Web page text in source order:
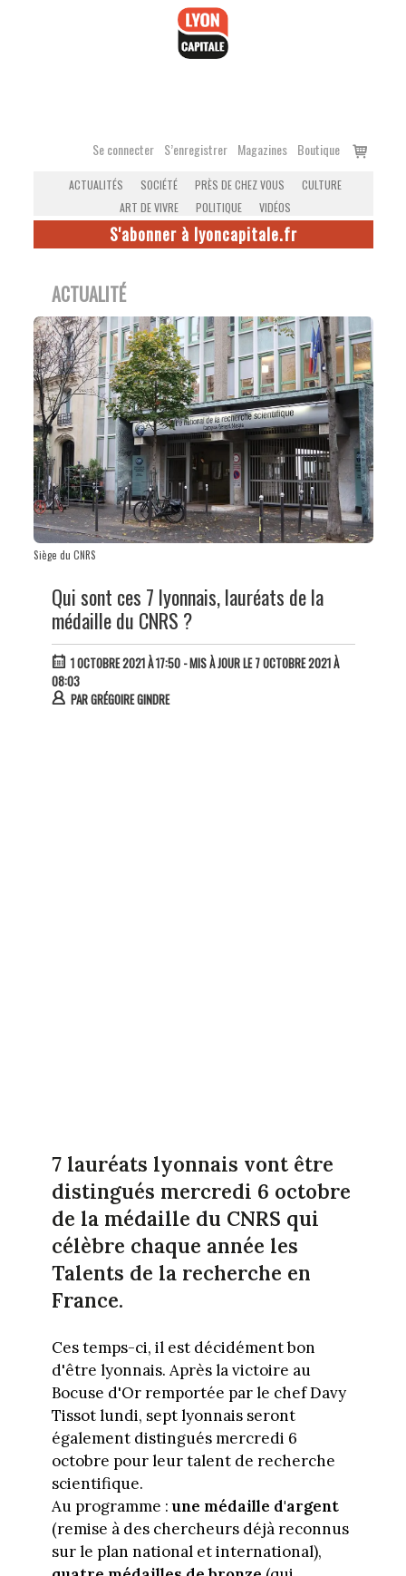
Se connecter S’enregistrer Magazines Boutique
Voir
ACTUALITÉS SOCIÉTÉ PRÈS DE CHEZ VOUS
CULTURE
ART DE VIVRE
POLITIQUE VIDÉOS
S'abonner à lyoncapitale.fr
ACTUALITÉ
Siège du CNRS
Qui sont ces 7 lyonnais, lauréats de la
médaille du CNRS ?
1 OCTOBRE 2021 À 17:50- MIS À JOUR LE 7 OCTOBRE 2021 À
08:03
PARGRÉGOIRE GINDRE
7 lauréats lyonnais vont être
distingués mercredi 6 octobre
de la médaille du CNRS qui
célèbre chaque année les
Talents de la recherche en
France.
Ces temps-ci, il est décidément bon
d'être lyonnais. Après la victoire au
Bocuse d'Or remportée par le chef Davy
Tissot lundi, sept lyonnais seront
également distingués mercredi 6
octobre pour leur talent de recherche
scientifique.
Au programme :une médaille d'argent
(remise à des chercheurs déjà reconnus
sur le plan national et international),